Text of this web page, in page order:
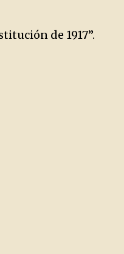
de 1917”.